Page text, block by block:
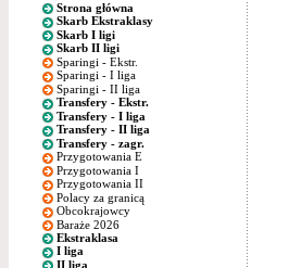
Strona główna
Skarb Ekstraklasy
Skarb I ligi
Skarb II ligi
Sparingi - Ekstr.
Sparingi - I liga
Sparingi - II liga
Transfery - Ekstr.
Transfery - I liga
Transfery - II liga
Transfery - zagr.
Przygotowania E
Przygotowania I
Przygotowania II
Polacy za granicą
Obcokrajowcy
Baraże 2026
Ekstraklasa
I liga
II liga